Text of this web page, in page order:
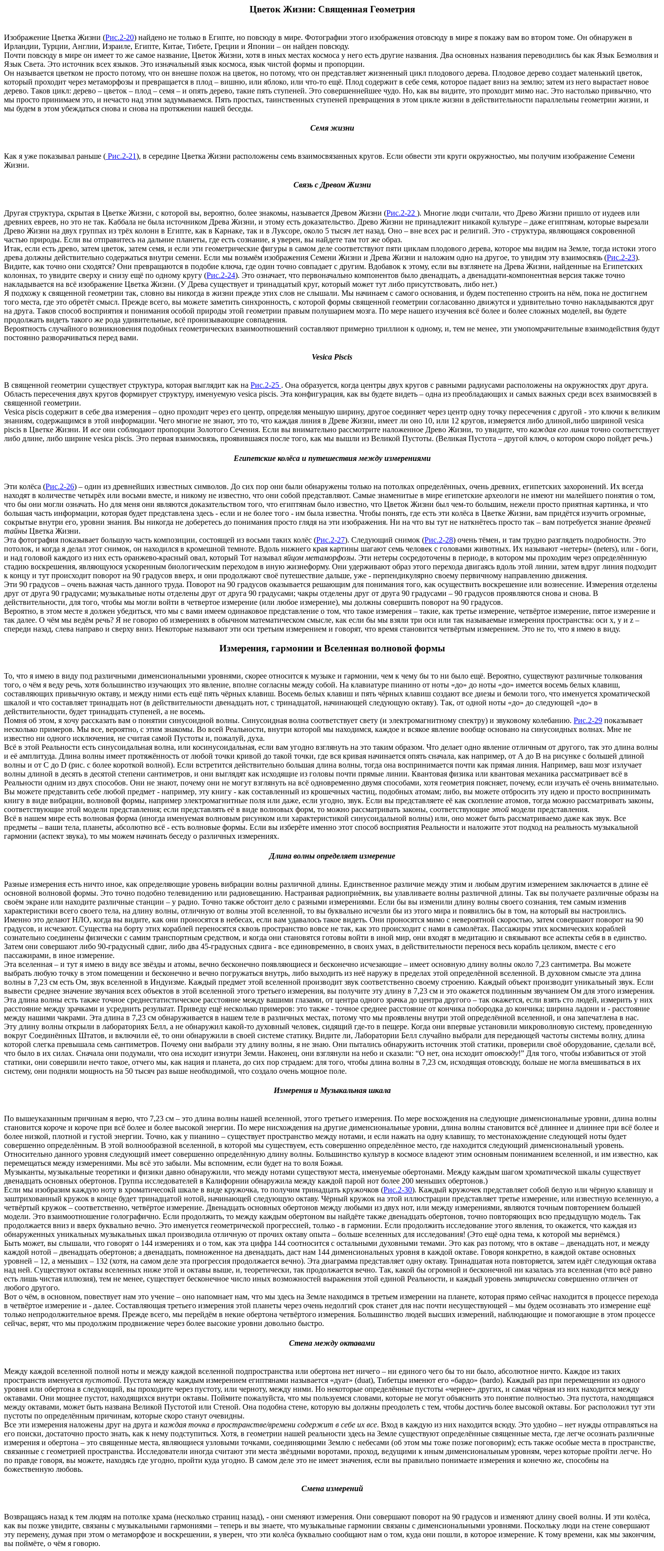
Цветок Жизни: Священная Геометрия
Изображение Цветка Жизни (Рис.2-20) найдено не только в Египте, но повсюду в мире. Фотографии этого изображения отовсюду в мире я покажу вам во втором томе. Он обнаружен в
Ирландии, Турции, Англии, Израиле, Египте, Китае, Тибете, Греции и Японии – он найден повсюду.
Почти повсюду в мире он имеет то же самое название, Цветок Жизни, хотя в иных местах космоса у него есть другие названия. Два основных названия переводились бы как Язык Безмолвия и
Язык Света. Это источник всех языков. Это изначальный язык космоса, язык чистой формы и пропорции.
Он называется цветком не просто потому, что он внешне похож на цветок, но потому, что он представляет жизненный цикл плодового дерева. Плодовое дерево создает маленький цветок,
который проходит через метаморфозы и превращается в плод – вишню, или яблоко, или что-то ещё. Плод содержит в себе семя, которое падает вниз на землю; затем из него вырастает новое
дерево. Таков цикл: дерево – цветок – плод – семя – и опять дерево, такие пять ступеней. Это совершеннейшее чудо. Но, как вы видите, это проходит мимо нас. Это настолько привычно, что
мы просто принимаем это, и нечасто над этим задумываемся. Пять простых, таинственных ступеней превращения в этом цикле жизни в действительности параллельны геометрии жизни, и
мы будем в этом убеждаться снова и снова на протяжении нашей беседы.
Семя жизни
Как я уже показывал раньше ( Рис.2-21), в середине Цветка Жизни расположены семь взаимосвязанных кругов. Если обвести эти круги окружностью, мы получим изображение Семени
Жизни.
Связь с Древом Жизни
Другая структура, скрытая в Цветке Жизни, с которой вы, вероятно, более знакомы, называется Древом Жизни (Рис.2-22 ). Многие люди считали, что Древо Жизни пришло от иудеев или
древних евреев, но это не так. Каббала не была источником Древа Жизни, и этому есть доказательство. Древо Жизни не принадлежит никакой культуре – даже египтянам, которые вырезали
Древо Жизни на двух группах из трёх колонн в Египте, как в Карнаке, так и в Луксоре, около 5 тысяч лет назад. Оно – вне всех рас и религий. Это - структура, являющаяся сокровенной
частью природы. Если вы отправитесь на дальние планеты, где есть сознание, я уверен, вы найдете там тот же образ.
Итак, если есть древо, затем цветок, затем семя, и если эти геометрические фигуры в самом деле соответствуют пяти циклам плодового дерева, которое мы видим на Земле, тогда истоки этого
древа должны действительно содержаться внутри семени. Если мы возьмём изображения Семени Жизни и Древа Жизни и наложим одно на другое, то увидим эту взаимосвязь (Рис.2-23).
Видите, как точно они сходятся? Они превращаются в подобие ключа, где один точно совпадает с другим. Вдобавок к этому, если вы взглянете на Древа Жизни, найденные на Египетских
колоннах, то увидите сверху и снизу ещё по одному кругу (Рис.2-24). Это означает, что первоначально компонентов было двенадцать, а двенадцати-компонентная версия также точно
накладывается на всё изображение Цветка Жизни. (У Древа существует и тринадцатый круг, который может тут либо присутствовать, либо нет.)
Я подхожу к священной геометрии так, словно вы никогда в жизни прежде этих слов не слышали. Мы начинаем с самого основания, и будем постепенно строить на нём, пока не достигнем
того места, где это обретёт смысл. Прежде всего, вы можете заметить синхронность, с которой формы священной геометрии согласованно движутся и удивительно точно накладываются друг
на друга. Таков способ восприятия и понимания особой природы этой геометрии правым полушарием мозга. По мере нашего изучения всё более и более сложных моделей, вы будете
продолжать видеть такого же рода удивительные, всё пронизывающие совпадения.
Вероятность случайного возникновения подобных геометрических взаимоотношений составляют примерно триллион к одному, и, тем не менее, эти умопомрачительные взаимодействия будут
постоянно разворачиваться перед вами.
Vesica Piscis
В священной геометрии существует структура, которая выглядит как на Рис.2-25 . Она образуется, когда центры двух кругов с равными радиусами расположены на окружностях друг друга.
Область пересечения двух кругов формирует структуру, именуемую vesica piscis. Эта конфигурация, как вы будете видеть – одна из преобладающих и самых важных среди всех взаимосвязей в
священной геометрии.
Vesica piscis содержит в себе два измерения – одно проходит через его центр, определяя меньшую ширину, другое соединяет через центр одну точку пересечения с другой - это ключи к великим
знаниям, содержащимся в этой информации. Чего многие не знают, это то, что каждая линия в Древе Жизни, имеет ли оно 10, или 12 кругов, измеряется либо длиной,либо шириной vesica
piscis в Цветке Жизни. И все они соблюдают пропорции Золотого Сечения. Если вы внимательно рассмотрите наложенное Древо Жизни, то увидите, что каждая его линия точно соответствует
либо длине, либо ширине vesica piscis. Это первая взаимосвязь, проявившаяся после того, как мы вышли из Великой Пустоты. (Великая Пустота – другой ключ, о котором скоро пойдет речь.)
Египетские колёса и путешествия между измерениями
Эти колёса (Рис.2-26) – один из древнейших известных символов. До сих пор они были обнаружены только на потолках определённых, очень древних, египетских захоронений. Их всегда
находят в количестве четырёх или восьми вместе, и никому не известно, что они собой представляют. Самые знаменитые в мире египетские археологи не имеют ни малейшего понятия о том,
что бы они могли означать. Но для меня они являются доказательством того, что египтянам было известно, что Цветок Жизни был чем-то большим, нежели просто приятная картинка, и что
большая часть информации, которая будет представлена здесь - если и не более того - им была известна. Чтобы понять, где есть эти колёса в Цветке Жизни, вам придётся изучить огромные,
сокрытые внутри его, уровни знания. Вы никогда не доберетесь до понимания просто глядя на эти изображения. Ни на что вы тут не наткнётесь просто так – вам потребуется знание древней
тайны Цветка Жизни.
Эта фотография показывает большую часть композиции, состоящей из восьми таких колёс (Рис.2-27). Следующий снимок (Рис.2-28) очень тёмен, и там трудно разглядеть подробности. Это
потолок, и когда я делал этот снимок, он находился в кромешной темноте. Вдоль нижнего края картины шагают семь человек с головами животных. Их называют «нетеры» (neters), или - боги,
и над головой каждого из них есть оранжево-красный овал, который Тот называл яйцом метаморфозы. Эти нетеры сосредоточены в периоде, в котором мы проходим через определённную
стадию воскрешения, являющуюся ускоренным биологическим переходом в иную жизнеформу. Они удерживают образ этого перехода двигаясь вдоль этой линии, затем вдруг линия подходит
к концу и тут происходит поворот на 90 градусов вверх, и они продолжают своё путешествие дальше, уже - перпендикулярно своему первичному направлению движения.
Эти 90 градусов – очень важная часть данного труда. Поворот на 90 градусов оказывается решающим для понимания того, как осуществить воскрешение или вознесение. Измерения отделены
друг от друга 90 градусами; музыкальные ноты отделены друг от друга 90 градусами; чакры отделены друг от друга 90 градусами – 90 градусов проявляются снова и снова. В
действительности, для того, чтобы мы могли войти в четвертое измерение (или любое измерение), мы должны совершить поворот на 90 градусов.
Вероятно, в этом месте я должен убедиться, что мы с вами имеем одинаковое представление о том, что такое измерения – такие, как третье измерение, четвёртое измерение, пятое измерение и
так далее. О чём мы ведём речь? Я не говорю об измерениях в обычном математическом смысле, как если бы мы взяли три оси или так называемые измерения пространства: оси x, y и z –
спереди назад, слева направо и сверху вниз. Некоторые называют эти оси третьим измерением и говорят, что время становится четвёртым измерением. Это не то, что я имею в виду.
Измерения, гармонии и Вселенная волновой формы
То, что я имею в виду под различными дименсиональными уровнями, скорее относится к музыке и гармонии, чем к чему бы то ни было ещё. Вероятно, существуют различные толкования
того, о чём я веду речь, хотя большинство изучающих это явление, вполне согласны между собой. На клавиатуре пианино от ноты «до» до ноты «до» имеется восемь белых клавиш,
составляющих привычную октаву, и между ними есть ещё пять чёрных клавиш. Восемь белых клавиш и пять чёрных клавиш создают все диезы и бемоли того, что именуется хроматической
шкалой и что составляет тринадцать нот (в действительности двенадцать нот, с тринадцатой, начинающей следующую октаву). Так, от одной ноты «до» до следующей «до» в
действительности, будет тринадцать ступеней, а не восемь.
Помня об этом, я хочу рассказать вам о понятии синусоидной волны. Синусоидная волна соответствует свету (и электромагнитному спектру) и звуковому колебанию. Рис.2-29 показывает
несколько примеров. Мы все, вероятно, с этим знакомы. Во всей Реальности, внутри которой мы находимся, каждое и всякое явление вообще основано на синусоидных волнах. Мне не
известно ни одного исключения, не считая самой Пустоты и, пожалуй, духа.
Всё в этой Реальности есть синусоидальная волна, или косинусоидальная, если вам угодно взглянуть на это таким образом. Что делает одно явление отличным от другого, так это длина волны
и её амплитуда. Длина волны имеет протяжённость от любой точки кривой до такой точки, где вся кривая начинается опять сначала, как например, от А до В на рисунке с большей длиной
волны и от С до D (рис. с более короткой волной). Если встретится действительно большая длина волны, тогда она воспринимается почти как прямая линия. Например, ваш мозг излучает
волны длиной в десять в десятой степени сантиметров, и они выглядят как исходящие из головы почти прямые линии. Квантовая физика или квантовая механика рассматривает всё в
Реальности одним из двух способов. Они не знают, почему они не могут взглянуть на всё одновременно двумя способами, хотя геометрия поясняет, почему, если изучать её очень внимательно.
Вы можете представить себе любой предмет - например, эту книгу - как составленный из крошечных частиц, подобных атомам; либо, вы можете отбросить эту идею и просто воспринимать
книгу в виде вибрации, волновой формы, например электромагнитные поля или даже, если угодно, звук. Если вы представляете её как скопление атомов, тогда можно рассматривать законы,
соответствующие этой модели представления; если представлять её в виде волновых форм, то можно рассматривать законы, соответствующие этой модели представления.
Всё в нашем мире есть волновая форма (иногда именуемая волновым рисунком или характеристикой синусоидальной волны) или, оно может быть рассматриваемо даже как звук. Все
предметы – ваши тела, планеты, абсолютно всё - есть волновые формы. Если вы изберёте именно этот способ восприятия Реальности и наложите этот подход на реальность музыкальной
гармонии (аспект звука), то мы можем начинать беседу о различных измерениях.
Длина волны определяет измерение
Разные измерения есть ничто иное, как определяющие уровень вибрации волны различной длины. Единственное различие между этим и любым другим измерением заключается в длине её
основной волновой формы. Это точно подобно телевидению или радиовещанию. Настраивая радиоприёмник, вы улавливаете волны различной длины. Так вы получаете различные образы на
своём экране или находите различные станции – у радио. Точно также обстоит дело с разными измерениями. Если бы вы изменили длину волны своего сознания, тем самым изменив
характеристики всего своего тела, на длину волны, отличную от волны этой вселенной, то вы буквально исчезли бы из этого мира и появились бы в том, на который вы настроились.
Именно это делают НЛО, когда вы видите, как они проносятся в небесах, если вам удавалось такое видеть. Они проносятся мимо с невероятной скоростью, затем совершают поворот на 90
градусов, и исчезают. Существа на борту этих кораблей переносятся сквозь пространство вовсе не так, как это происходит с нами в самолётах. Пассажиры этих космических кораблей
сознательно соединены физически с самим транспортным средством, и когда они становятся готовы войти в иной мир, они входят в медитацию и связывают все аспекты себя в в единство.
Затем они совершают либо 90-градусный сдвиг, либо два 45-градусных сдвига - все единовременно, в своих умах, в действительности перенося весь корабль целиком, вместе с его
пассажирами, в иное измерение.
Эта вселенная – и тут я имею в виду все звёзды и атомы, вечно бесконечно появляющиеся и бесконечно исчезающие – имеет основную длину волны около 7,23 сантиметра. Вы можете
выбрать любую точку в этом помещении и бесконечно и вечно погружаться внутрь, либо выходить из неё наружу в пределах этой определённой вселенной. В духовном смысле эта длина
волны в 7,23 см есть Ом, звук вселенной в Индуизме. Каждый предмет этой вселенной производит звук соответственно своему строению. Каждый объект производит уникальный звук. Если
вывести среднее значение звучания всех объектов в этой вселенной этого третьего измерения, вы получите эту длину в 7,23 см и это окажется подлинным звучанием Ом для этого измерения.
Эта длина волны есть также точное среднестатистическое расстояние между вашими глазами, от центра одного зрачка до центра другого – так окажется, если взять сто людей, измерить у них
расстояние между зрачками и усреднить результат. Приведу ещё несколько примеров: это также - точное среднее расстояние от кончика побородка до кончика; ширина ладони и - расстояние
между нашими чакрами. Эта длина в 7,23 см обнаруживается в нашем теле в различных местах, потому что мы проявлены внутри этой определённой вселенной, и она запечатлена в нас.
Эту длину волны открыли в лабораториях Белл, а не обнаружил какой-то духовный человек, сидящий где-то в пещере. Когда они впервые установили микроволновую систему, проведенную
вокруг Соединённых Штатов, и включили её, то они обнаружили в своей системе статику. Видите ли, Лаборатории Белл случайно выбрали для передающей частоты системы волну, длина
которой слегка превышала семь сантиметров. Почему они выбрали эту длину волны, я не знаю. Они пытались обнаружить источник этой статики, проверили своё оборудование, сделали всё,
что было в их силах. Сначала они подумали, что она исходит изнутри Земли. Наконец, они взглянули на небо и сказали: “О нет, она исходит отовсюду!” Для того, чтобы избавиться от этой
статики, они совершили нечто такое, отчего мы, как нация и планета, до сих пор страдаем: для того, чтобы длина волны в 7,23 см, исходящая отовсюду, больше не могла вмешиваться в их
систему, они подняли мощность на 50 тысяч раз выше необходимой, что создало очень мощное поле.
Измерения и Музыкальная шкала
По вышеуказанным причинам я верю, что 7,23 см – это длина волны нашей вселенной, этого третьего измерения. По мере восхождения на следующие дименсиональные уровни, длина волны
становится короче и короче при всё более и более высокой энергии. По мере нисхождения на другие дименсиональные уровни, длина волны становится всё длиннее и длиннее при всё более и
более низкой, плотной и густой энергии. Точно, как у пианино – существует пространство между нотами, и если нажать на одну клавишу, то местонахождение следующей ноты будет
совершенно определённым. В этой волнообразной вселенной, в которой мы существуем, есть совершенно определённое место, где находится следующий дименсиональный уровень.
Относительно данного уровня следующий имеет совершенно определённую длину волны. Большинство культур в космосе владеют этим основным пониманием вселенной, и им известно, как
перемещаться между измерениями. Мы всё это забыли. Мы вспомним, если будет на то воля Божья.
Музыканты, музыкальные теоретики и физики давно обнаружили, что между нотами существуют места, именуемые обертонами. Между каждым шагом хроматической шкалы существует
двенадцать основных обертонов. Группа исследователей в Калифорнии обнаружила между каждой парой нот более 200 меньших обертонов.)
Если мы изобразим каждую ноту в хроматичесокй шкале в виде кружочка, то получим тринадцать кружочков (Рис.2-30). Каждый кружочек представляет собой белую или чёрную клавишу и
заштрихованный кружок в конце будет тринадцатой нотой, начинающей следующую октаву. Чёрный кружок на этой иллюстрации представляет третье измерение, или известную вселенную, а
четвёртый кружок – соответственно, четвёртое измерение. Двенадцать основных обертонов между любыми из двух нот, или между измерениями, являются точным повторением большей
модели. Это взаимоотношение голографично. Если продолжить, то между каждым обертоном вы найдёте также двенадцать обертонов, точно повторяющих всю предыдущую модель. Так
продолжается вниз и вверх буквально вечно. Это именуется геометрической прогрессией, только - в гармонии. Если продолжить исследование этого явления, то окажется, что каждая из
обнаруженных уникальных музыкальных шкал производила отличную от прочих октаву опыта – больше вселенных для исследования! (Это ещё одна тема, к которой мы вернёмся.)
Быть может, вы слышали, что говорят о 144 измерениях и о том, как эта цифра 144 соотносится с остальными духовными темами. Это как раз потому, что в октаве – двенадцать нот, и между
каждой нотой – двенадцать обертонов; а двенадцать, помноженное на двенадцать, даст нам 144 дименсиональных уровня в каждой октаве. Говоря конкретно, в каждой октаве основных
уровней – 12, а меньших – 132 (хотя, на самом деле эта прогрессия продолжается вечно). Эта диаграмма представляет одну октаву. Тринадцатая нота повторяется, затем идёт следующая октава
над ней. Существуют октавы вселенных ниже этой и октавы выше, и, теоретически, так продолжается вечно. Так, какой бы огромной и бесконечной ни казалась эта вселенная (что всё равно
есть лишь чистая иллюзия), тем не менее, существует бесконечное число иных возможностей выражения этой единой Реальности, и каждый уровень эмпирически совершенно отличен от
любого другого.
Вот о чём, в основном, повествует нам это учение – оно напомнает нам, что мы здесь на Земле находимся в третьем измерении на планете, которая прямо сейчас находится в процессе перехода
в четвёртое измерение и - далее. Составляющая третьего измерения этой планеты через очень недолгий срок станет для нас почти несуществующей – мы будем осознавать это измерение ещё
только непродолжительное время. Прежде всего, мы перейдём в некие обертона четвёртого измерения. Большинство людей высших измерений, наблюдающие и помогающие в этом процессе
сейчас, верят, что мы продолжим продвижение через более высокие уровни довольно быстро.
Стена между октавами
Между каждой вселенной полной ноты и между каждой вселенной подпространства или обертона нет ничего – ни единого чего бы то ни было, абсолютное ничто. Каждое из таких
пространств именуется пустотой. Пустота между каждым измерением египтянами называется «дуат» (duat), Тибетцы именют его «бардо» (bardo). Каждый раз при перемещении из одного
уровня или обертона в следующий, вы проходите через пустоту, или черноту, между ними. Но некоторые определённые пустоты «чернее» других, и самая чёрная из них находится между
октавами. Они мощнее пустот, находящихся внутри октавы. Поймите пожалуйста, что мы пользуемся словами, которые не могут объяснить это понятие полностью. Эта пустота, находящаяся
между октавами, может быть названа Великой Пустотой или Стеной. Она подобна стене, которую вы должны преодолеть с тем, чтобы достичь более высокой октавы. Бог расположил тут эти
пустоты по определённым причинам, которые скоро станут очевидны.
Все эти измерения наложены друг на друга и каждая точка в пространстве/времени содержит в себе их все. Вход в каждую из них находится всюду. Это удобно – нет нужды отправляться на
его поиски, достаточно просто знать, как к нему подступиться. Хотя, в геометрии нашей реальности здесь на Земле существуют определённые священные места, где легче осознать различные
измерения и обертона – это священные места, являющиеся узловыми точками, соединяющими Землю с небесами (об этом мы тоже позже поговорим); есть также особые места в пространстве,
связанные с геометрией пространства. Исследователи иногда считают эти места звёздными воротами, проход, ведущими к иным дименсиональным уровням, через которые пройти легче. Но
по правде говоря, вы можете, находясь где угодно, пройти куда угодно. В самом деле это не имеет значения, если вы правильно понимаете измерения и конечно же, способны на
божественную любовь.
Смена измерений
Возвращаясь назад к тем людям на потолке храма (несколько страниц назад), - они сменяют измерения. Они совершают поворот на 90 градусов и изменяют длину своей волны. И эти колёса,
как вы позже увидите, связаны с музыкальными гармониями – теперь и вы знаете, что музыкальные гармонии связаны с дименсиональными уровнями. Поскольку люди на стене совершают
эту перемену, думая при этом о метаморфозе и воскрешении, я уверен, что эти колёса буквально сообщают нам о том, куда они пошли, в которое измерение. К тому времени, как мы закончим,
вы поймёте, о чём я говорю.